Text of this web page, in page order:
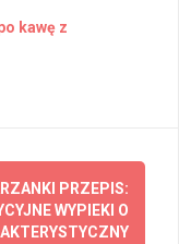
kawę z
PRZEPIS:
WYPIEKI O